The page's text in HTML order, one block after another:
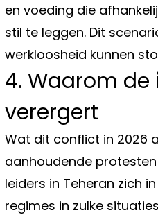
en voeding die
stil te leggen. Dit
werkloosheid kunnen
4. Waarom
verergert
Wat dit conflict in 2026
aanhoudende
leiders in Teheran zich
regimes in zulke